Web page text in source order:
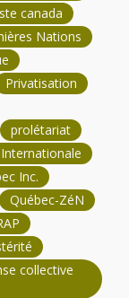
canada
Nations
Privatisation
prolétariat
Inc.
Québec-ZéN
collective